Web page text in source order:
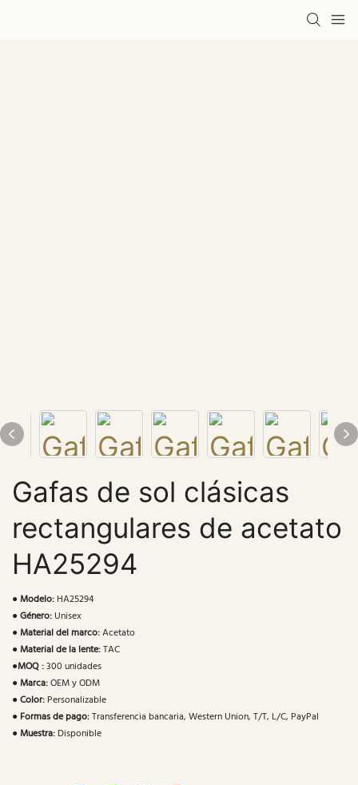
Gafas de sol clásicas
rectangulares de acetato
HA25294
●Modelo: HA25294
●Género: Unisex
●Material del marco:Acetato
●Material de la lente:TAC
●MOQ :300 unidades
●Marca:OEM y ODM
●Color: Personalizable
● Formas de pago:Transferencia bancaria, Western Union, T/T, L/C, PayPal
●Muestra: Disponible